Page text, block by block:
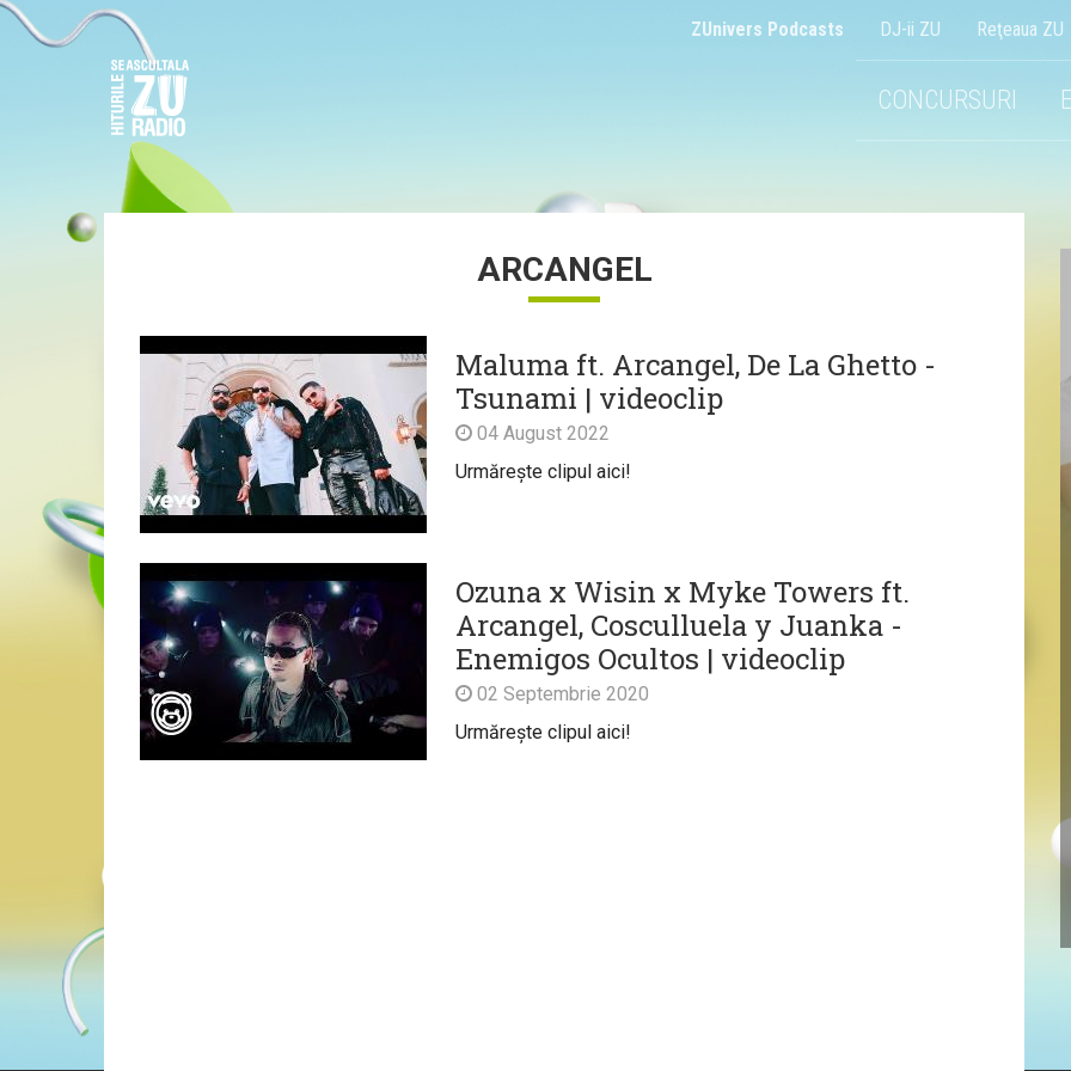
ZUnivers Podcasts DJ-ii ZU Reţeaua ZU
CONCURSURI
ARCANGEL
Maluma ft. Arcangel, De La Ghetto -
Tsunami | videoclip
04 August 2022
Urmărește clipul aici!
Ozuna x Wisin x Myke Towers ft.
Arcangel, Cosculluela y Juanka -
Enemigos Ocultos | videoclip
02 Septembrie 2020
Urmărește clipul aici!